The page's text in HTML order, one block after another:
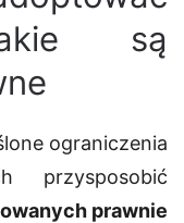
są
ograniczenia
przysposobić
prawnie